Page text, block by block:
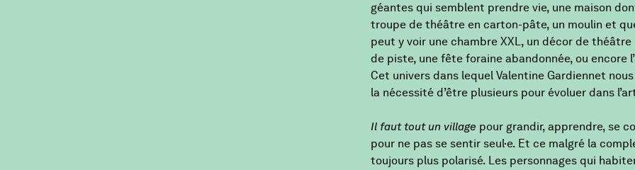
géantes qui semblent prendre vie, une maison
troupe de théâtre en carton-pâte, un moulin et
peut y voir une chambre XXL, un décor de
de piste, une fête foraine abandonnée, ou encore
Cet univers dans lequel Valentine Gardiennet
la nécessité d’être plusieurs pour évoluer dans
Il faut tout un village pour grandir, apprendre, se
pour ne pas se sentir seul·e. Et ce malgré la
toujours plus polarisé. Les personnages qui